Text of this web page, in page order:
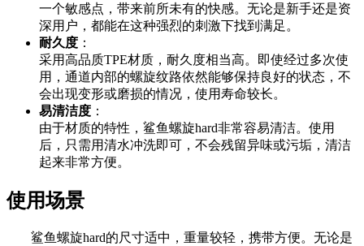
一个敏感点，带来前所未有的快感。无论是新手还是资
深用户，都能在这种强烈的刺激下找到满足。
耐久度 ：
采用高品质TPE材质，耐久度相当高。即使经过多次使
用，通道内部的螺旋纹路依然能够保持良好的状态，不
会出现变形或磨损的情况，使用寿命较长。
易清洁度 ：
由于材质的特性，鲨鱼螺旋hard非常容易清洁。使用
后，只需用清水冲洗即可，不会残留异味或污垢，清洁
起来非常方便。
使用场景
鲨鱼螺旋hard的尺寸适中，重量较轻，携带方便。无论是